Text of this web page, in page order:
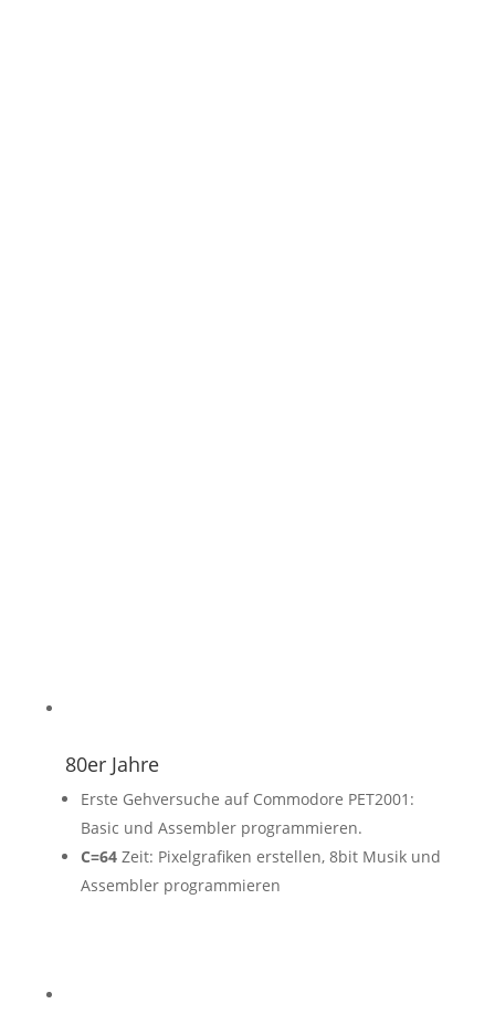
80er Jahre
Erste Gehversuche auf Commodore PET2001:
Basic und Assembler programmieren.
C=64Zeit: Pixelgrafiken erstellen, 8bit Musik und
Assembler programmieren